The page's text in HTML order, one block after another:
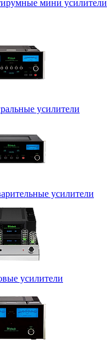
мини усилители
усилители
усилители
усилители